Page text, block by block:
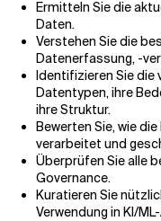
Ermitteln Sie die
Daten.
Verstehen Sie die
Datenerfassung, -
Identifizieren Sie die
Datentypen, ihre
ihre Struktur.
Bewerten Sie, wie
verarbeitet und
Überprüfen Sie alle
Governance.
Kuratieren Sie
Verwendung in KI/